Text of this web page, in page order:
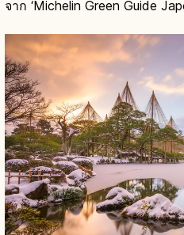
จาก ‘Michelin Green Guide